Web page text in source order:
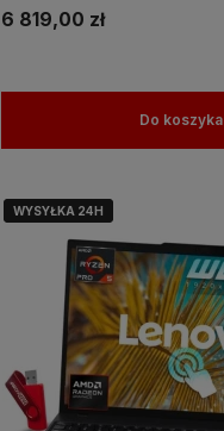
6 819,00 zł
Do koszyka
WYSYŁKA 24H
WYSYŁKA 24H